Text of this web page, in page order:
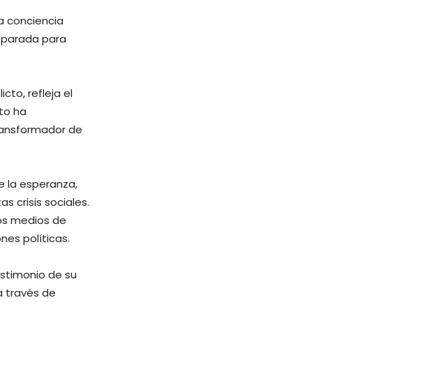
conciencia
para
refleja el
ha
de
la esperanza,
crisis sociales.
medios de
políticas.
de su
través de